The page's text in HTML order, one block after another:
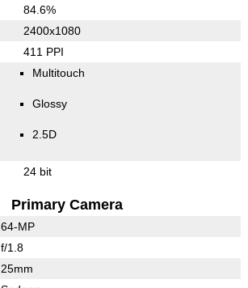
84.6%
2400x1080
411 PPI
Multitouch
Glossy
2.5D
24 bit
Primary Camera
64-MP
f/1.8
25mm